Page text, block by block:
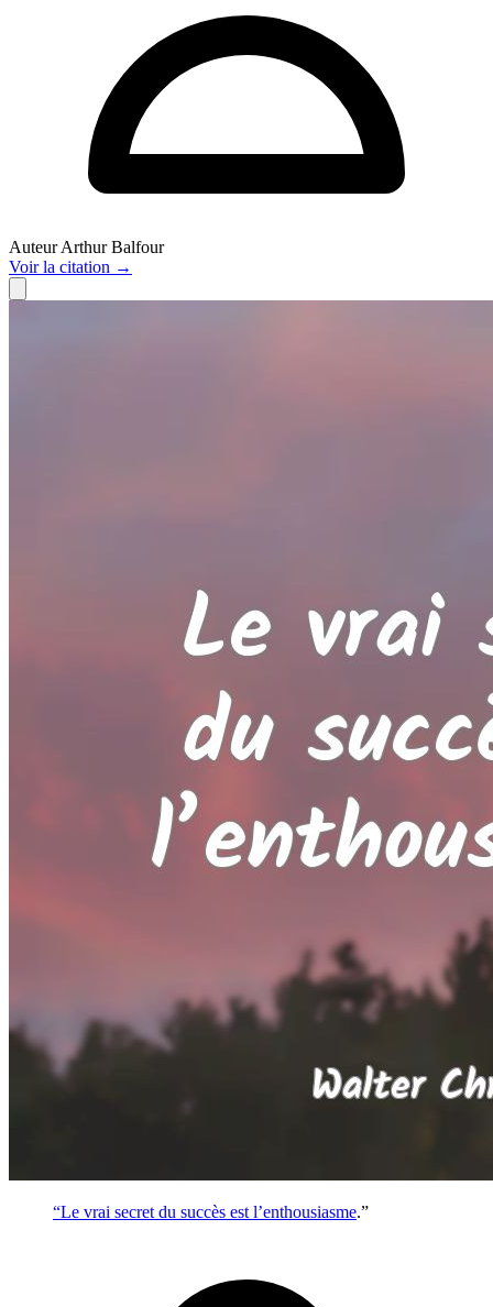
Auteur Arthur Balfour
Voirla citation →
“Le vrai secret du succès est l’enthousiasme.”